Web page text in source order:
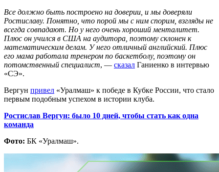
Все должно быть построено на доверии, и мы доверяли
Ростиславу. Понятно, что порой мы с ним спорим, взгляды не
всегда совпадают. Но у него очень хороший менталитет.
Плюс он учился в США на аудитора, поэтому склонен к
математическим делам. У него отличный английский. Плюс
его мама работала тренером по баскетболу, поэтому он
потомственный специалист, — сказал Ганиенко в интервью
«СЭ».
Вергун привел «Уралмаш» к победе в Кубке России, что стало
первым подобным успехом в истории клуба.
Ростислав Вергун: было 10 дней, чтобы стать как одна
команда
Фото: БК «Уралмаш».